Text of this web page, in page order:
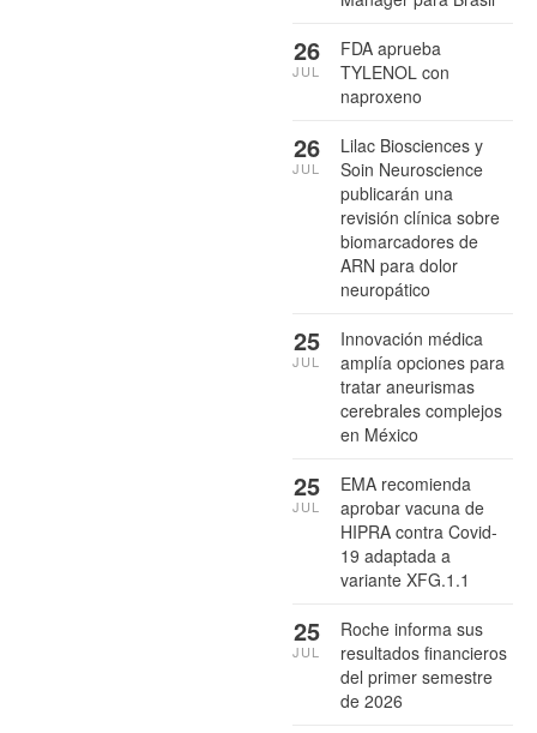
FDA aprueba
TYLENOL con
naproxeno
26
JUL
Lilac Biosciences y
Soin Neuroscience
publicarán una
revisión clínica sobre
biomarcadores de
ARN para dolor
neuropático
26
JUL
Innovación médica
amplía opciones para
tratar aneurismas
cerebrales complejos
en México
25
JUL
EMA recomienda
aprobar vacuna de
HIPRA contra Covid-
19 adaptada a
variante XFG.1.1
25
JUL
Roche informa sus
resultados financieros
del primer semestre
de 2026
25
JUL